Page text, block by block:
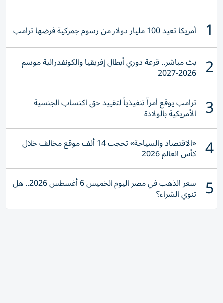
1 أمريكا تعيد 100 مليار دولار من رسوم جمركية فرضها ترامب
2 بث مباشر.. قرعة دوري أبطال إفريقيا والكونفدرالية موسم
2026-2027
3 ترامب يوقع أمراً تنفيذياً لتقييد حق اكتساب الجنسية
الأمريكية بالولادة
4 «الاقتصاد والسياحة» تحجب 14 ألف موقع مخالف خلال
كأس العالم 2026
5 سعر الذهب في مصر اليوم الخميس 6 أغسطس 2026.. هل
تنوي الشراء؟